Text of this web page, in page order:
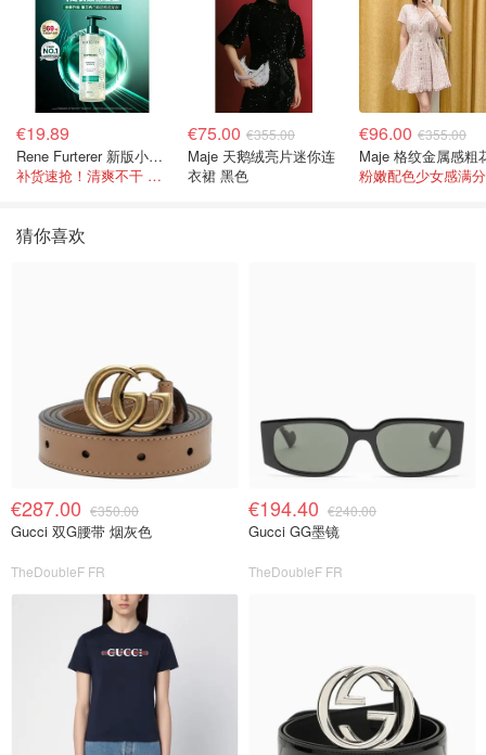
€19.89
Rene Furterer 新版小白珠洗发水 500ml
补货速抢！清爽不干 蓬松强韧秀发
€75.00 €355.00
Maje 天鹅绒亮片迷你连
衣裙 黑色
€96.00 €355.00
粉嫩配色少女感满
猜你喜欢
€287.00 €350.00
Gucci 双G腰带 烟灰色
TheDoubleF FR
€194.40 €240.00
Gucci GG墨镜
TheDoubleF FR